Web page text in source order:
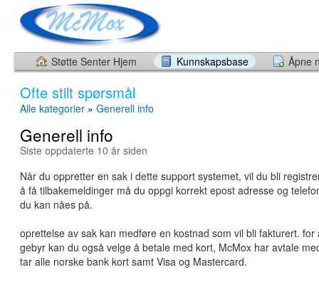
Støtte Senter Hjem Kunnskapsbase Åpne
Ofte stilt spørsmål
Alle kategorier » Generell info
Generell info
Siste oppdaterte 10 år siden
Når du oppretter en sak i dette support systemet, vil du bli
å få tilbakemeldinger må du oppgi korrekt epost adresse og
du kan nåes på.
oprettelse av sak kan medføre en kostnad som vil bli fakturert. for
gebyr kan du også velge å betale med kort, McMox har avtale
tar alle norske bank kort samt Visa og Mastercard.